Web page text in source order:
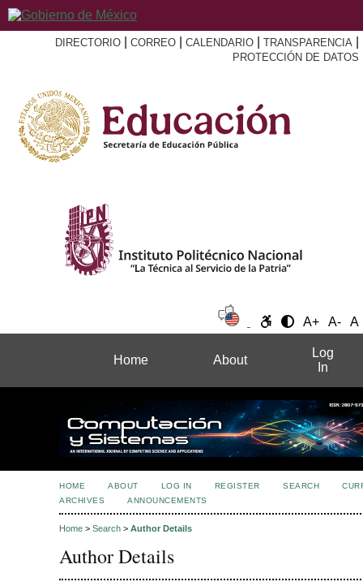
DIRECTORIO CORREO CALENDARIO TRANSPARENCIA
PROTECCIÓN DE DATOS
A+ A- A
Home About
Log
In
HOME ABOUT LOG IN REGISTER SEARCH
ARCHIVES
ANNOUNCEMENTS
Home > Search > Author Details
Author Details